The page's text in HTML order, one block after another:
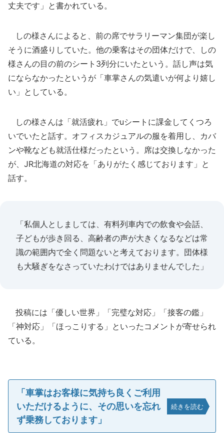
丈夫です」と書かれている。
しの様さんによると、前の席でサラリーマン集団が楽し
そうに酒盛りしていた。他の乗客はその団体だけで、しの
様さんの目の前のシート3列分にいたという。話し声は気
にならなかったというが「車掌さんの気遣いが何より嬉し
い」としている。
しの様さんは「就活疲れ」でuシートに課金してくつろ
いでいたと話す。オフィスカジュアルの服を着用し、カバ
ンや靴なども就活仕様だったという。席は交換しなかった
が、JR北海道の対応を「ありがたく感じております」と
話す。
「私個人としましては、有料列車内での飲食や会話、
子どもが歩き回る、高齢者の声が大きくなるなどは常
識の範囲内で全く問題ないと考えております。団体様
も大騒ぎをなさっていたわけではありませんでした」
投稿には「優しい世界」「完璧な対応」「接客の鑑」
「神対応」「ほっこりする」といったコメントが寄せられ
ている。
「車掌はお客様に気持ち良くご利用
いただけるように、その思いを忘れ
ず乗務しております」
続きを読む